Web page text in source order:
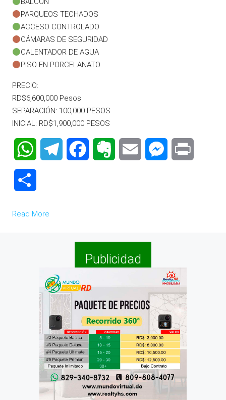
PARQUEOS TECHADOS
ACCESO CONTROLADO
CÁMARAS DE SEGURIDAD
CALENTADOR DE AGUA
PISO EN PORCELANATO
PRECIO:
RD$6,600,000 Pesos
SEPARACIÓN: 100,000 PESOS
INICIAL: RD$1,900,000 PESOS
WhatsAppTelegram FacebookEvernote Email Messenger
Read More
Publicidad